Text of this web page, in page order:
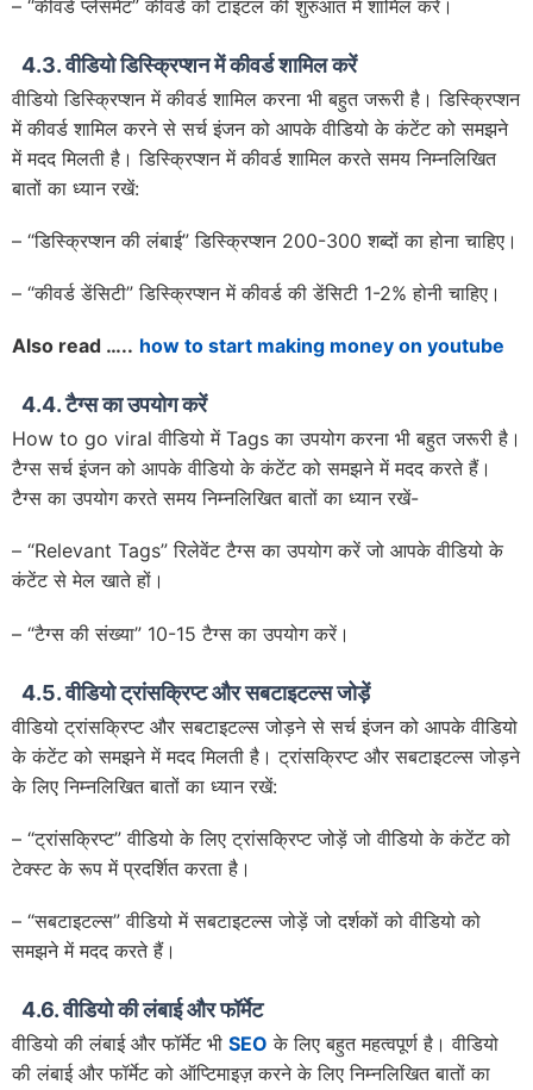
– “कीवर्ड प्लेसमेंट” कीवर्ड को टाइटल की शुरुआत में शामिल करें।
4.3. वीडियो डिस्क्रिप्शन में कीवर्ड शामिल करें
वीडियो डिस्क्रिप्शन में कीवर्ड शामिल करना भी बहुत जरूरी है। डिस्क्रिप्शन
में कीवर्ड शामिल करने से सर्च इंजन को आपके वीडियो के कंटेंट को समझने
में मदद मिलती है। डिस्क्रिप्शन में कीवर्ड शामिल करते समय निम्नलिखित
बातों का ध्यान रखें:
– “डिस्क्रिप्शन की लंबाई” डिस्क्रिप्शन 200-300 शब्दों का होना चाहिए।
– “कीवर्ड डेंसिटी” डिस्क्रिप्शन में कीवर्ड की डेंसिटी 1-2% होनी चाहिए।
Also read ….. how to start making money on youtube
4.4. टैग्स का उपयोग करें
How to go viral वीडियो में Tags का उपयोग करना भी बहुत जरूरी है।
टैग्स सर्च इंजन को आपके वीडियो के कंटेंट को समझने में मदद करते हैं।
टैग्स का उपयोग करते समय निम्नलिखित बातों का ध्यान रखें-
– “Relevant Tags” रिलेवेंट टैग्स का उपयोग करें जो आपके वीडियो के
कंटेंट से मेल खाते हों।
– “टैग्स की संख्या” 10-15 टैग्स का उपयोग करें।
4.5. वीडियो ट्रांसक्रिप्ट और सबटाइटल्स जोड़ें
वीडियो ट्रांसक्रिप्ट और सबटाइटल्स जोड़ने से सर्च इंजन को आपके वीडियो
के कंटेंट को समझने में मदद मिलती है। ट्रांसक्रिप्ट और सबटाइटल्स जोड़ने
के लिए निम्नलिखित बातों का ध्यान रखें:
– “ट्रांसक्रिप्ट” वीडियो के लिए ट्रांसक्रिप्ट जोड़ें जो वीडियो के कंटेंट को
टेक्स्ट के रूप में प्रदर्शित करता है।
– “सबटाइटल्स” वीडियो में सबटाइटल्स जोड़ें जो दर्शकों को वीडियो को
समझने में मदद करते हैं।
4.6. वीडियो की लंबाई और फॉर्मेट
वीडियो की लंबाई और फॉर्मेट भी SEO के लिए बहुत महत्वपूर्ण है। वीडियो
की लंबाई और फॉर्मेट को ऑप्टिमाइज़ करने के लिए निम्नलिखित बातों का